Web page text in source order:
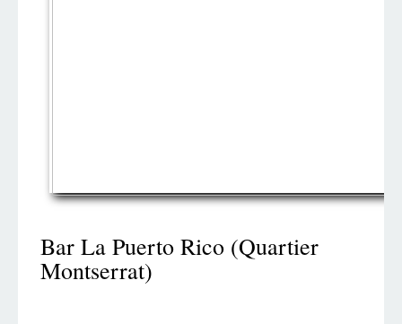
Bar La Puerto Rico (Quartier
Montserrat)